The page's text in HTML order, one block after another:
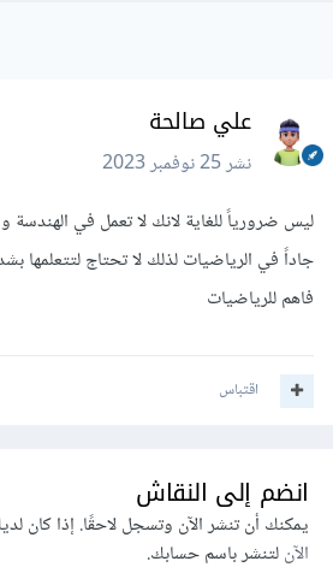
علي صالحة
نشر25 نوفمبر 2023
ليس ضرورياً للغاية لانك لا تعمل في الهندسة و
جاداً في الرياضيات لذلك لا تحتاج لتتعلمها
فاهم للرياضيات
اقتباس
انضم إلى النقاش
يمكنك أن تنشر الآن وتسجل لاحقًا. إذا كان
الآنلتنشر باسم حسابك.